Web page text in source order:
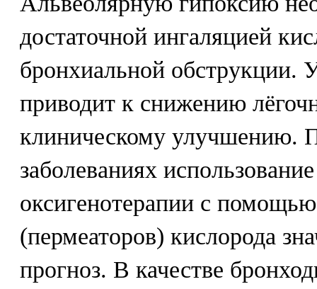
достаточной ингаляцией
бронхиальной обструкции.
приводит к снижению
клиническому улучшению.
заболеваниях
оксигенотерапии с
(пермеаторов) кислорода
прогноз. В качестве